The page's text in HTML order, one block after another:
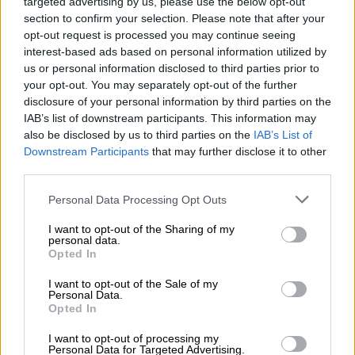
section to confirm your selection. Please note that after your
opt-out request is processed you may continue seeing
interest-based ads based on personal information utilized by
us or personal information disclosed to third parties prior to
your opt-out. You may separately opt-out of the further
disclosure of your personal information by third parties on the
IAB’s list of downstream participants. This information may
also be disclosed by us to third parties on the IAB’s List of
Downstream Participants that may further disclose it to other
Please note that this website/app uses one or more Google
not limited to your visit or usage behaviour. You may click to
grant or deny consent to Google and its third-party tags to
use your data for below specified purposes in below Google
consent section.
Personal Data Processing Opt Outs
I want to opt-out of the Sharing of my
personal data.
Opted In
I want to opt-out of the Sale of my
Personal Data.
Opted In
I want to opt-out of processing my
Personal Data for Targeted Advertising.
Στη συνέχεια, κάνοντας μια στροφή από όσα
είχε αναφέρει το βράδυ της Τρίτης στη
του «έχει σώας τας φρένας», όμως «θα
ζητηθεί διενέργεια ψυχιατρικής
πραγματογνωμοσύνηςγια ευνόητους
λόγους. Και σας λέω προκαταβολικά ότι δεν
κατάστημα κράτησης εξαιτίας της